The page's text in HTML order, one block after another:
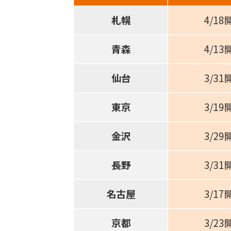
札幌 4/18
青森 4/13
仙台 3/31
東京 3/19
金沢 3/29
長野 3/31
名古屋 3/17
京都 3/23